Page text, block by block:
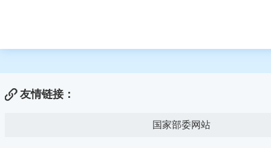
友情链接：
国家部委网站